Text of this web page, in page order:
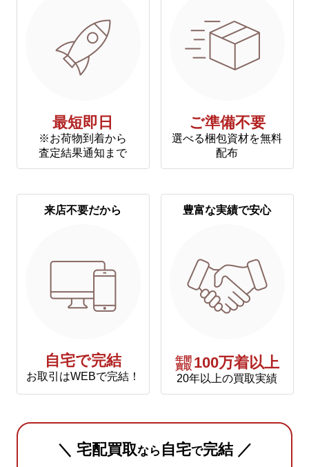
最短即日
※お荷物到着から
査定結果通知まで
ご準備不要
選べる梱包資材を無料
配布
来店不要だから
自宅で完結
お取引はWEBで完結！
豊富な実績で安心
年間
買取 100万着以上
20年以上の買取実績
＼ 宅配買取なら 自宅で完結 ／